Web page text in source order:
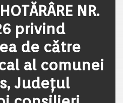
NR.
privind
de către
al comunei
Județul